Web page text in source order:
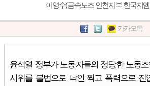
이영수(금속노조 인천지부 한국지
카카오톡
윤석열 정부가 노동자들의 정당한 노동
시위를 불법으로 낙인 찍고 폭력으로 진